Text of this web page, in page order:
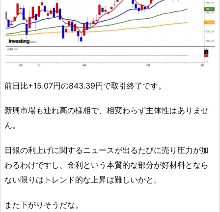
前日比+15.07円の843.39円で取引終了です。
新興市場も連れ高の様相で、相変わらず主体性はありませ
ん。
日銀の利上げに関するニュースが出るたびに売り圧力が加
わるわけですし、金利という本質的な部分が好材料となら
ない限りはトレンド的な上昇は難しいかと。
また下がりそうだな。